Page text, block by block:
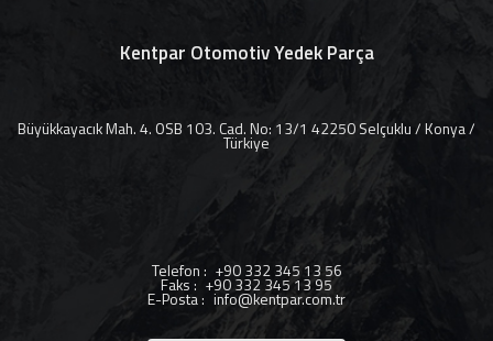
Kentpar Otomotiv Yedek Parça
Büyükkayacık Mah. 4. OSB 103. Cad. No: 13/1 42250 Selçuklu / Konya /
Türkiye
Telefon: +90 332 345 13 56
Faks: +90 332 345 13 95
E-Posta: info@kentpar.com.tr